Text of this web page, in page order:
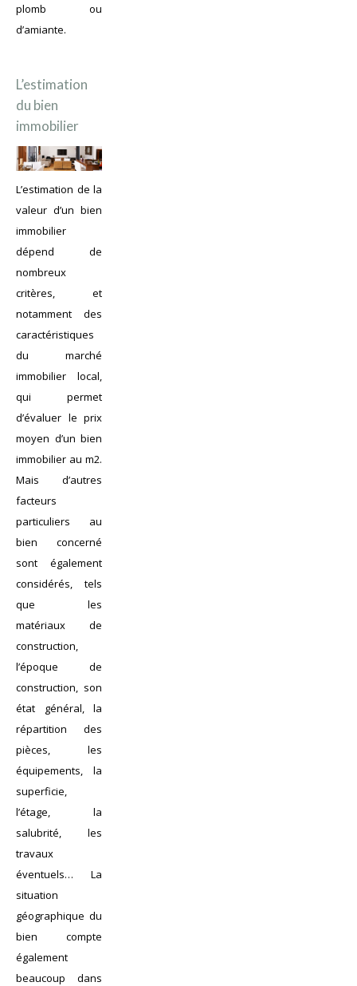
plomb ou
d’amiante.
L’estimation
du bien
immobilier
L’estimation de la
valeur d’un bien
immobilier
dépend de
nombreux
critères, et
notamment des
caractéristiques
du marché
immobilier local,
qui permet
d’évaluer le prix
moyen d’un bien
immobilier au m2.
Mais d’autres
facteurs
particuliers au
bien concerné
sont également
considérés, tels
que les
matériaux de
construction,
l’époque de
construction, son
état général, la
répartition des
pièces, les
équipements, la
superficie,
l’étage, la
salubrité, les
travaux
éventuels… La
situation
géographique du
bien compte
également
beaucoup dans